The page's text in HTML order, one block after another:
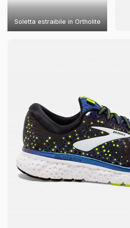
Soletta estraibile in Ortholite